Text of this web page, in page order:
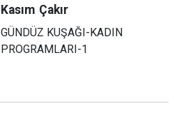
Kasım Çakır
GÜNDÜZ KUŞAĞI-KADIN
PROGRAMLARI-1